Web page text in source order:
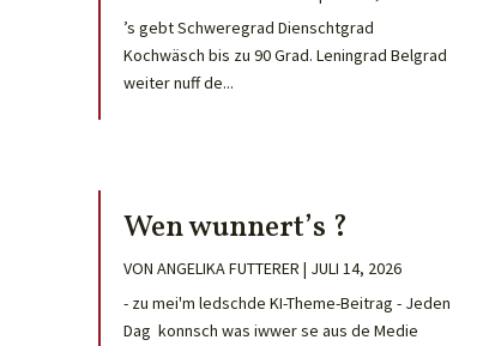
’s gebt Schweregrad Dienschtgrad
Kochwäsch bis zu 90 Grad. Leningrad Belgrad
weiter nuff de...
Wen wunnert’s ?
VON ANGELIKA FUTTERER | JULI 14, 2026
- zu mei'm ledschde KI-Theme-Beitrag - Jeden
Dag konnsch was iwwer se aus de Medie